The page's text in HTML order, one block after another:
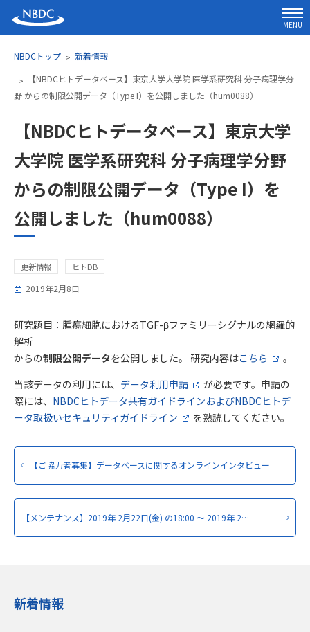
MENU
NBDCトップ
新着情報
【NBDCヒトデータベース】東京大学大学院 医学系研究科 分子病理学分
野 からの制限公開データ（Type I）を公開しました（hum0088）
【NBDCヒトデータベース】東京大学
大学院 医学系研究科 分子病理学分野
からの制限公開データ（Type I）を
公開しました（hum0088）
更新情報 ヒトDB
2019年2月8日
研究題目：腫瘍細胞におけるTGF-βファミリーシグナルの網羅的
解析
からの制限公開データを公開しました。 研究内容はこちら
。
当該データの利用には、 データ利用申請
が必要です。申請の
際には、 NBDCヒトデータ共有ガイドラインおよびNBDCヒトデ
ータ取扱いセキュリティガイドライン
を熟読してください。
【ご協力者募集】データベースに関するオンラインインタビュー
【メンテナンス】2019年 2月22日(金) の18:00 ～ 2019年 2…
新着情報